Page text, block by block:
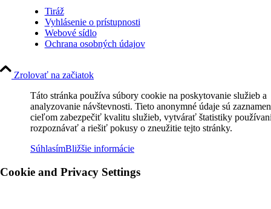
Tiráž
Vyhlásenie o prístupnosti
Webové sídlo
Ochrana osobných údajov
Zrolovať na začiatok
Táto stránka používa súbory cookie na poskytovanie služieb a
analyzovanie návštevnosti. Tieto anonymné údaje sú
cieľom zabezpečiť kvalitu služieb, vytvárať štatistiky
rozpoznávať a riešiť pokusy o zneužitie tejto stránky.
SúhlasímBližšie informácie
Cookie and Privacy Settings